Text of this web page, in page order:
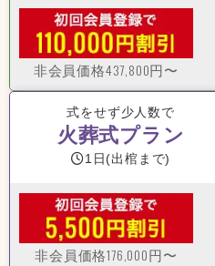
非会員価格437,800円〜
式をせず少人数で
火葬式プラン
1日(出棺まで)
非会員価格176,000円〜